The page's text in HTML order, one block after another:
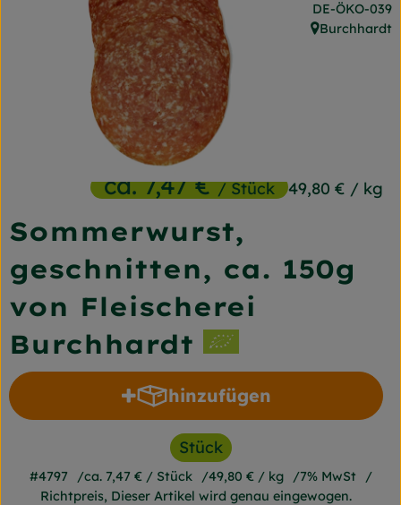
Frischetheke
Naturkost
Getränke
Gartensaison
So geht's
Unsere Kisten
Über uns
Blog
Jetzt bestellen
Sommerwurst,
geschnitten, ca. 150g
von Fleischerei
Burchhardt
ca. 7,47 €/ Stück 49,80 € / kg
,
DE-ÖKO-039
, Herkunft:
Burchhardt
hinzufügen
Produkt zum Warenkorb
Stück
#4797 ca. 7,47 € / Stück 49,80 € / kg
7% MwSt
Richtpreis, Dieser Artikel wird genau eingewogen.